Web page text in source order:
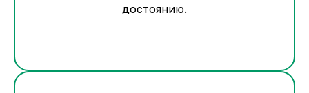
достоянию.